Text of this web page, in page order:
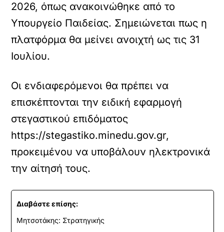
2026, όπως ανακοινώθηκε από το
Υπουργείο Παιδείας. Σημειώνεται πως η
πλατφόρμα θα μείνει ανοιχτή ως τις 31
Ιουλίου.
Οι ενδιαφερόμενοι θα πρέπει να
επισκέπτονται την ειδική εφαρμογή
στεγαστικού επιδόματος
https://stegastiko.minedu.gov.gr,
προκειμένου να υποβάλουν ηλεκτρονικά
την αίτησή τους.
Διαβάστε επίσης:
Μητσοτάκης: Στρατηγικής